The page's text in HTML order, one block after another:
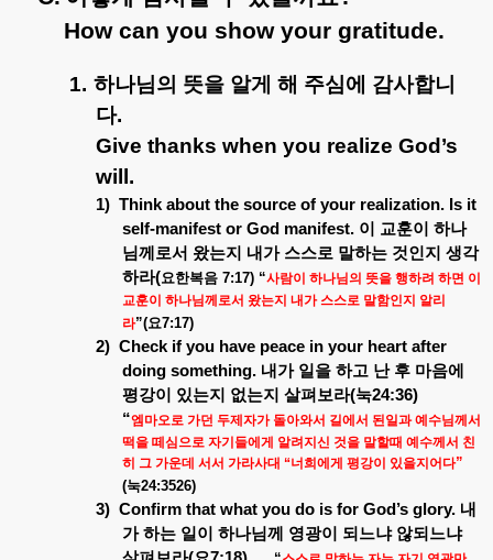
How can you show your gratitude.
1. 하나님의 뜻을 알게 해 주심에 감사합니
다.
Give thanks when you realize God’s
will.
1) Think about the source of your realization. Is it
self-manifest or God manifest. 이 교훈이 하나
님께로서 왔는지 내가 스스로 말하는 것인지 생각
하라(요한복음 7:17) “사람이 하나님의 뜻을 행하려 하면 이
교훈이 하나님께로서 왔는지 내가 스스로 말함인지 알리
라”(요7:17)
2) Check if you have peace in your heart after
doing something. 내가 일을 하고 난 후 마음에
평강이 있는지 없는지 살펴보라(눅24:36)
“엠마오로 가던 두제자가 돌아와서 길에서 된일과 예수님께서
떡을 떼심으로 자기들에게 알려지신 것을 말할때 예수께서 친
히 그 가운데 서서 가라사대“너희에게 평강이 있을지어다”
(눅24:3526)
3) Confirm that what you do is for God’s glory. 내
가 하는 일이 하나님께 영광이 되느냐 않되느냐